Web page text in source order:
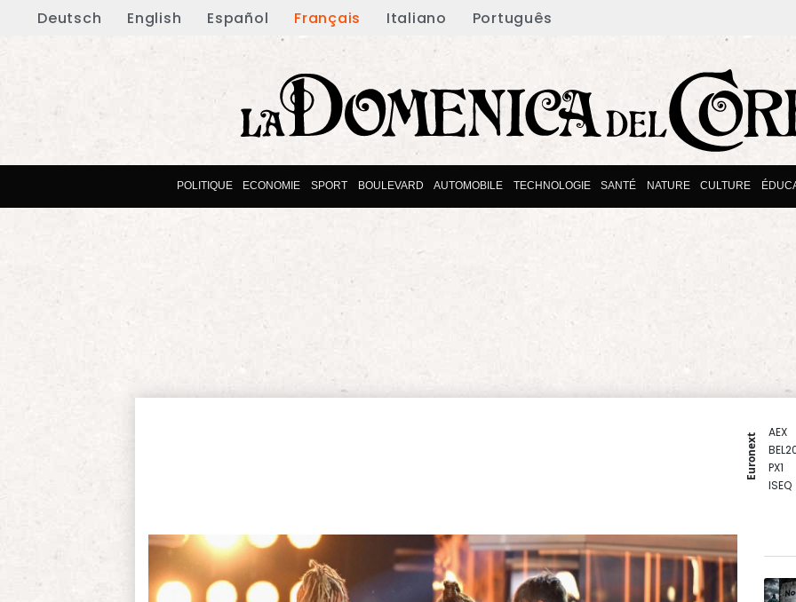
Deutsch English Español Français Italiano Português
POLITIQUE ECONOMIE SPORT BOULEVARD AUTOMOBILE TECHNOLOGIE SANTÉ NATURE CULTURE
Euronext
AEX
PX1
ISEQ